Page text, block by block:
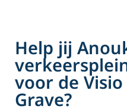
Help jij
voor de
Grave?